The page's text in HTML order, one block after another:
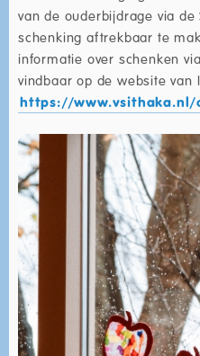
van de ouderbijdrage via
schenking aftrekbaar te
informatie over schenken
vindbaar op de website van
https://www.vsithaka.nl/